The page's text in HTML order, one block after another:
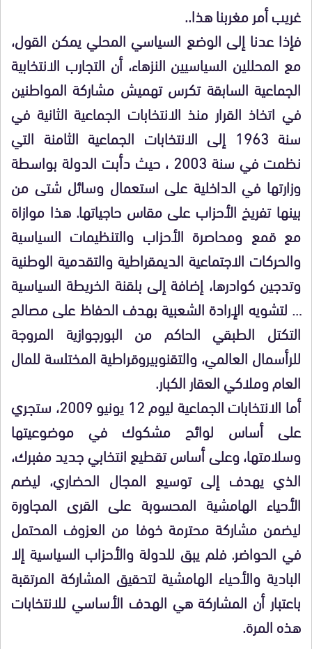
غريب أمر مغربنا هذا..
فإذا عدنا إلى الوضع السياسي المحلي يمكن القول،
مع المحللين السياسيين النزهاء، أن التجارب الانتخابية
الجماعية السابقة تكرس تهميش مشاركة المواطنين
في اتخاذ القرار منذ الانتخابات الجماعية الثانية في
سنة 1963 إلى الانتخابات الجماعية الثامنة التي
نظمت في سنة 2003 ، حيث دأبت الدولة بواسطة
وزارتها في الداخلية على استعمال وسائل شتى من
بينها تفريخ الأحزاب على مقاس حاجياتها. هذا موازاة
مع قمع ومحاصرة الأحزاب والتنظيمات السياسية
والحركات الاجتماعية الديمقراطية والتقدمية الوطنية
وتدجين كوادرها، إضافة إلى بلقنة الخريطة السياسية
… لتشويه الإرادة الشعبية بهدف الحفاظ على مصالح
التكتل الطبقي الحاكم من البورجوازية المروجة
للرأسمال العالمي، والتقنوبيروقراطية المختلسة للمال
العام وملاكي العقار الكبار.
أما الانتخابات الجماعية ليوم 12 يونيو 2009، ستجري
على أساس لوائح مشكوك في موضوعيتها
وسلامتها، وعلى أساس تقطيع انتخابي جديد مفبرك،
الذي يهدف إلى توسيع المجال الحضاري، ليضم
الأحياء الهامشية المحسوبة على القرى المجاورة
ليضمن مشاركة محترمة خوفا من العزوف المحتمل
في الحواضر. فلم يبق للدولة والأحزاب السياسية إلا
البادية والأحياء الهامشية لتحقيق المشاركة المرتقبة
باعتبار أن المشاركة هي الهدف الأساسي للانتخابات
هذه المرة.